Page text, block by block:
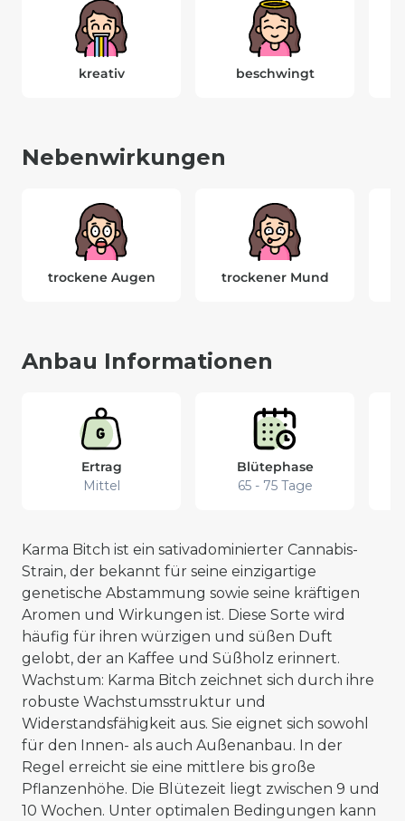
kreativ beschwingt
Nebenwirkungen
trockene Augen trockener Mund
Anbau Informationen
Ertrag
Mittel
Blütephase
65 - 75 Tage
Karma Bitch ist ein sativadominierter Cannabis-
Strain, der bekannt für seine einzigartige
genetische Abstammung sowie seine kräftigen
Aromen und Wirkungen ist. Diese Sorte wird
häufig für ihren würzigen und süßen Duft
gelobt, der an Kaffee und Süßholz erinnert.
Wachstum: Karma Bitch zeichnet sich durch ihre
robuste Wachstumsstruktur und
Widerstandsfähigkeit aus. Sie eignet sich sowohl
für den Innen- als auch Außenanbau. In der
Regel erreicht sie eine mittlere bis große
Pflanzenhöhe. Die Blütezeit liegt zwischen 9 und
10 Wochen. Unter optimalen Bedingungen kann